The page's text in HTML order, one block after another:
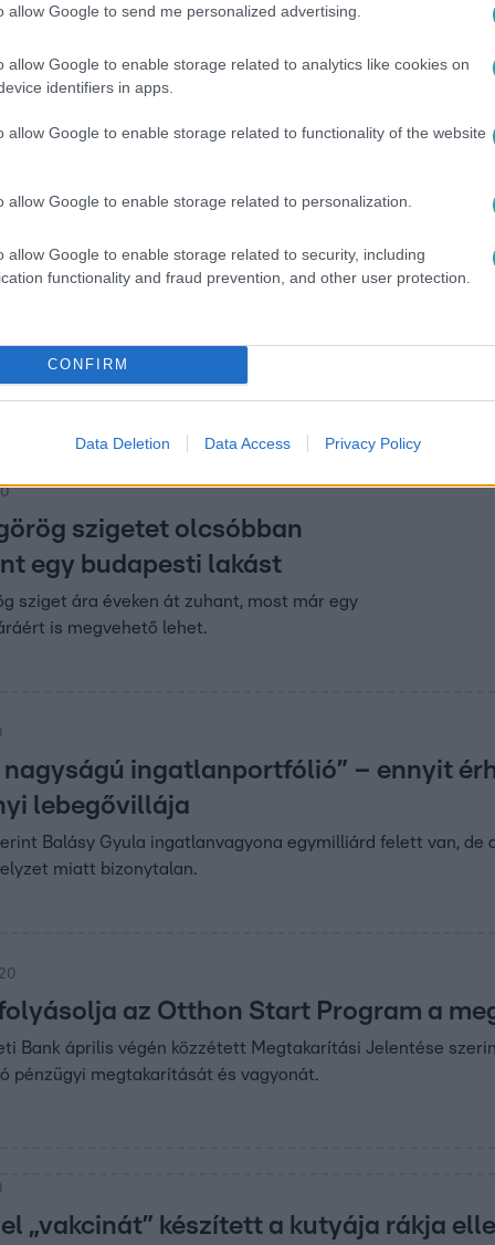
allow Google to send me personalized advertising.
allow Google to enable storage related to analytics like cookies on
identifiers in apps.
allow Google to enable storage related to functionality of the website
allow Google to enable storage related to personalization.
allow Google to enable storage related to security, including
functionality and fraud prevention, and other user protection.
CONFIRM
Data Deletion Data Access Privacy Policy
Hajnóczy Soma 100 forintból vett
osztott meg: 100 forintból indult, hogy házat
a hihetetlen történetet!
válásáról Ambrus Attila, aki az rtl.hu-nak elárulta, hogy
édesanyjával, Rékával.
szigetet olcsóbban
egy budapesti lakást
sziget ára éveken át zuhant, most már egy
is megvehető lehet.
ingatlanportfólió” – ennyit
lebegővillája
Balásy Gyula ingatlanvagyona egymilliárd felett van, de
miatt bizonytalan.
az Otthon Start Program a
Bank április végén közzétett Megtakarítási Jelentése
pénzügyi megtakarítását és vagyonát.
„vakcinát” készített a kutyája rákja